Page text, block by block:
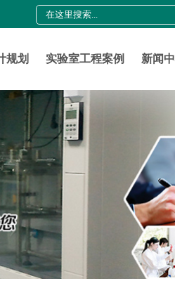
规划 实验室工程案例 新闻